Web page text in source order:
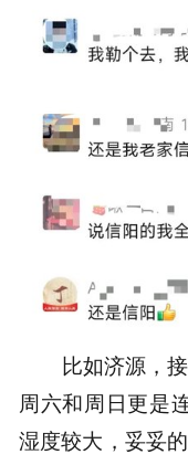
比如济源，
周六和周日更是
湿度较大，妥妥